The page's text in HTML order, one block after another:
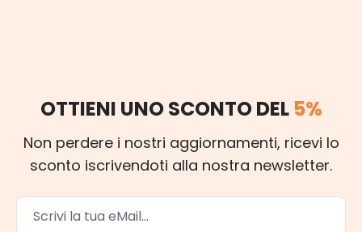
OTTIENI UNO SCONTO DEL 5%
Non perdere i nostri aggiornamenti, ricevi lo
sconto iscrivendoti alla nostra newsletter.